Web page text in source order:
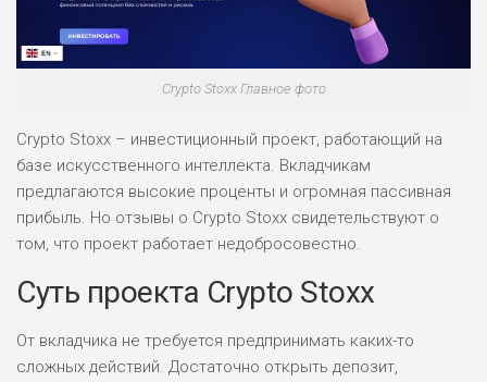
Crypto Stoxx Главное фото
Crypto Stoxx – инвестиционный проект, работающий на
базе искусственного интеллекта. Вкладчикам
предлагаются высокие проценты и огромная пассивная
прибыль. Но отзывы о Crypto Stoxx свидетельствуют о
том, что проект работает недобросовестно.
Суть проекта Crypto Stoxx
От вкладчика не требуется предпринимать каких-то
сложных действий. Достаточно открыть депозит,